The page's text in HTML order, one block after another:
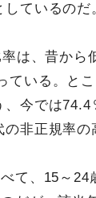
ているのだ
は、昔から
ている。と
今では74.4
非正規率の
て、15～24